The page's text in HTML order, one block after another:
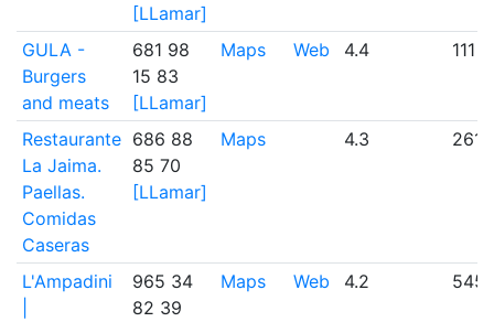
[LLamar]
GULA -
Burgers
and meats
681 98
15 83
[LLamar]
Maps Web 4.4 111
Restaurante
La Jaima.
Paellas.
Comidas
Caseras
686 88
85 70
[LLamar]
Maps 4.3 261
L'Ampadini
965 34
82 39
Maps Web 4.2 545